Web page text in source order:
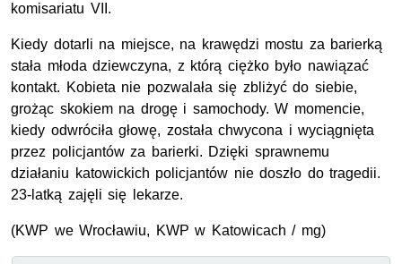
komisariatu VII.
Kiedy dotarli na miejsce, na krawędzi mostu za barierką
stała młoda dziewczyna, z którą ciężko było nawiązać
kontakt. Kobieta nie pozwalała się zbliżyć do siebie,
grożąc skokiem na drogę i samochody. W momencie,
kiedy odwróciła głowę, została chwycona i wyciągnięta
przez policjantów za barierki. Dzięki sprawnemu
działaniu katowickich policjantów nie doszło do tragedii.
23-latką zajęli się lekarze.
(KWP we Wrocławiu, KWP w Katowicach / mg)